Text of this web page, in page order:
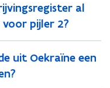
al
voor pijler 2?
uit Oekraïne een